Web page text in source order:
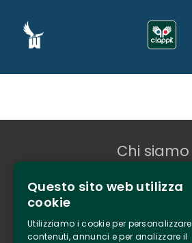
Chi siamo
Tenuta Selvaggia
Biglietteria
Questo sito web utilizza
cookie
Utilizziamo i cookie per personalizzare
contenuti, annunci e per analizzare il